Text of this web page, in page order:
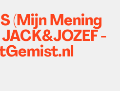
(Mijn Mening
-